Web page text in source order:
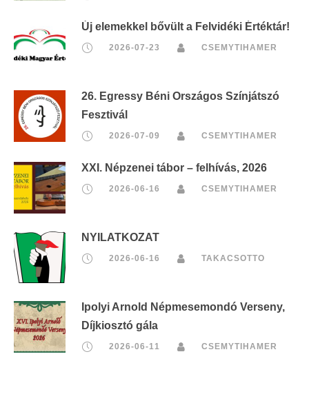
Új elemekkel bővült a Felvidéki Értéktár!
2026-07-23 CSEMYTIHAMER
26. Egressy Béni Országos Színjátszó
Fesztivál
2026-07-09 CSEMYTIHAMER
XXI. Népzenei tábor – felhívás, 2026
2026-06-16 CSEMYTIHAMER
NYILATKOZAT
2026-06-16 TAKACSOTTO
Ipolyi Arnold Népmesemondó Verseny,
Díjkiosztó gála
2026-06-11 CSEMYTIHAMER